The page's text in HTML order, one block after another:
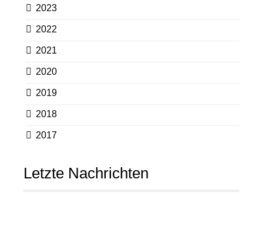
2023
2022
2021
2020
2019
2018
2017
Letzte Nachrichten